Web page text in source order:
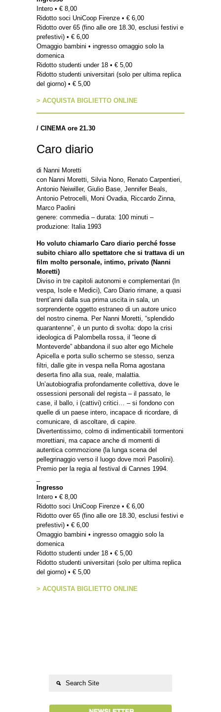
Intero • € 8,00
Ridotto soci UniCoop Firenze • € 6,00
Ridotto over 65 (fino alle ore 18.30, esclusi festivi e
prefestivi) • € 6,00
Omaggio bambini • ingresso omaggio solo la
domenica
Ridotto studenti under 18 • € 5,00
Ridotto studenti universitari (solo per ultima replica
del giorno) • € 5,00
> ACQUISTA BIGLIETTO ONLINE
/ CINEMA ore 21.30
Caro diario
di Nanni Moretti
con Nanni Moretti, Silvia Nono, Renato Carpentieri,
Antonio Neiwiller, Giulio Base, Jennifer Beals,
Antonio Petrocelli, Moni Ovadia, Riccardo Zinna,
Marco Paolini
genere: commedia – durata: 100 minuti –
produzione: Italia 1993
Ho voluto chiamarlo Caro diario perché fosse
subito chiaro allo spettatore che si trattava di un
film molto personale, intimo, privato (Nanni
Moretti)
Diviso in tre capitoli autonomi e complementari (In
vespa, Isole e Medici), Caro Diario rimane, a quasi
trent’anni dalla sua prima uscita in sala, un
sorprendente oggetto estraneo di un autore unico
del nostro cinema. Per Nanni Moretti, “splendido
quarantenne”, è un punto di svolta: dopo la crisi
ideologica di Palombella rossa, il “leone di
Monteverde” abbandona il suo alter ego Michele
Apicella e porta sullo schermo se stesso, senza
filtri, dalle gite in vespa nella Roma agostana
deserta fino alla sua, reale, malattia.
Un’autobiografia profondamente collettiva, dove le
ossessioni personali del regista – il passato, le
case, il ballo, i (cattivi) critici… – si fondono con
quelle di un paese intero, incapace di ricordare, di
comunicare, di ascoltare, di capire.
Divertentissimo, colmo di indimenticabili tormentoni
morettiani, ma capace anche di momenti di
autentica commozione (la lunga scena del
pellegrinaggio verso il luogo dove morì Pasolini).
Premio per la regia al festival di Cannes 1994.
Ingresso
Intero • € 8,00
Ridotto soci UniCoop Firenze • € 6,00
Ridotto over 65 (fino alle ore 18.30, esclusi festivi e
prefestivi) • € 6,00
Omaggio bambini • ingresso omaggio solo la
domenica
Ridotto studenti under 18 • € 5,00
Ridotto studenti universitari (solo per ultima replica
del giorno) • € 5,00
> ACQUISTA BIGLIETTO ONLINE